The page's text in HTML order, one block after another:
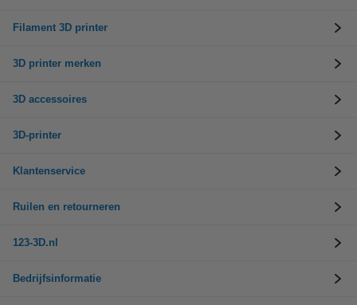
Filament 3D printer
3D printer merken
3D accessoires
3D-printer
Klantenservice
Ruilen en retourneren
123-3D.nl
Bedrijfsinformatie